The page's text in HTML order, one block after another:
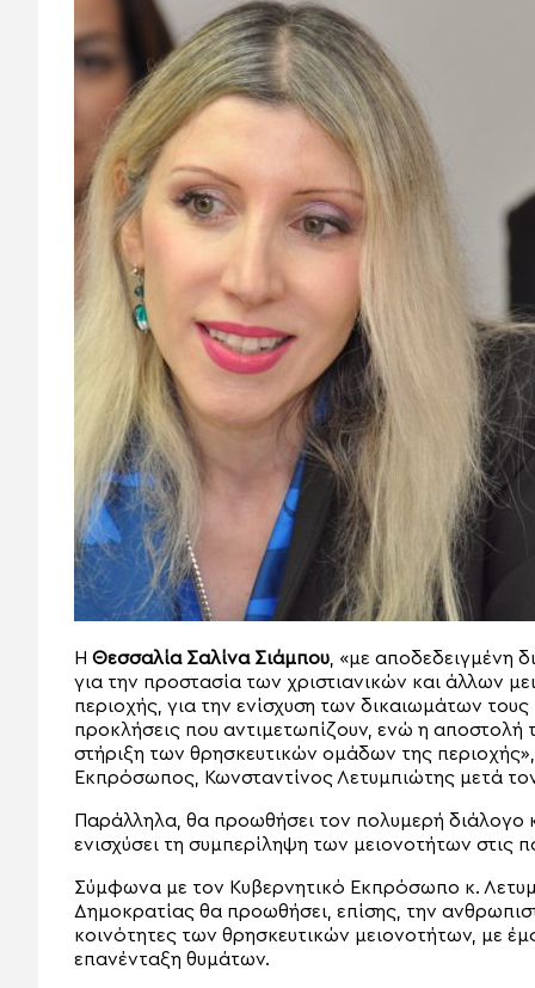
Η Θεσσαλία Σαλίνα Σιάμπου , «με αποδεδειγμένη
για την προστασία των χριστιανικών και άλλων
περιοχής, για την ενίσχυση των δικαιωμάτων
προκλήσεις που αντιμετωπίζουν, ενώ η αποστολή
στήριξη των θρησκευτικών ομάδων της
Εκπρόσωπος, Κωνσταντίνος Λετυμπιώτης μετά
Παράλληλα, θα προωθήσει τον πολυμερή διάλογο
ενισχύσει τη συμπερίληψη των μειονοτήτων στις
Σύμφωνα με τον Κυβερνητικό Εκπρόσωπο κ.
Δημοκρατίας θα προωθήσει, επίσης, την
κοινότητες των θρησκευτικών μειονοτήτων, με
επανένταξη θυμάτων.